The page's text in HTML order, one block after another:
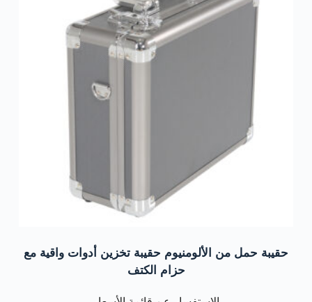
حقيبة حمل من الألومنيوم حقيبة تخزين أدوات واقية مع
حزام الكتف